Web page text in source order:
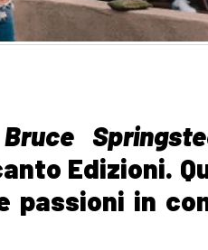
Edizioni.
passioni in